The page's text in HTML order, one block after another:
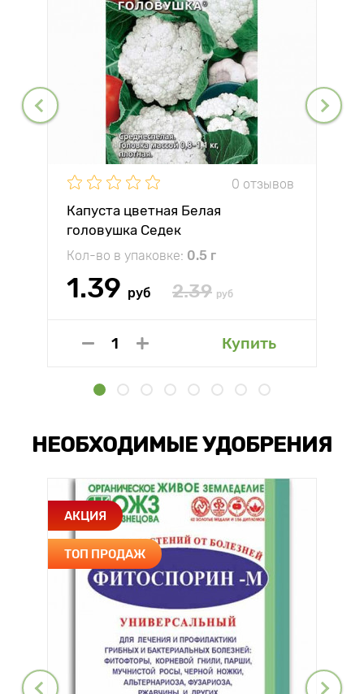
0 отзывов
Капуста цветная Белая
головушка Седек
Кол-во в упаковке: 0.5 г
1.39 руб 2.39 руб
Купить
НЕОБХОДИМЫЕ УДОБРЕНИЯ
АКЦИЯ
ТОП ПРОДАЖ